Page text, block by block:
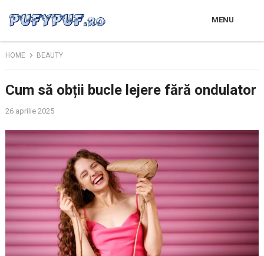
MENU
HOME BEAUTY
Cum să obții bucle lejere fără ondulator
26 aprilie 2025